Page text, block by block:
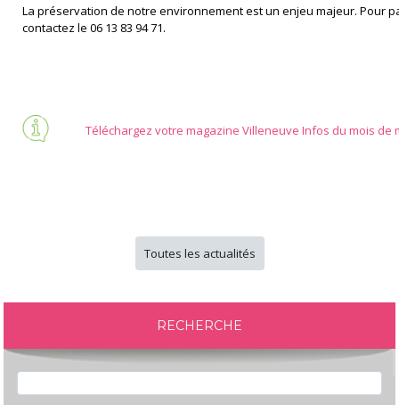
La préservation de notre environnement est un enjeu majeur. Pour
contactez le 06 13 83 94 71.
Téléchargez votre magazine Villeneuve Infos du mois de
Toutes les actualités
RECHERCHE